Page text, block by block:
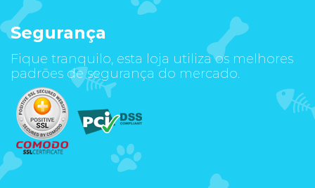
Segurança
Fique tranquilo, esta loja utiliza os melhores
padrões de segurança do mercado.